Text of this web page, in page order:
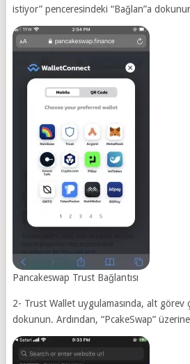
istiyor” penceresindeki “Bağlan”a
Pancakeswap Trust Bağlantısı
2- Trust Wallet uygulamasında, alt görev
dokunun. Ardından, “PcakeSwap”